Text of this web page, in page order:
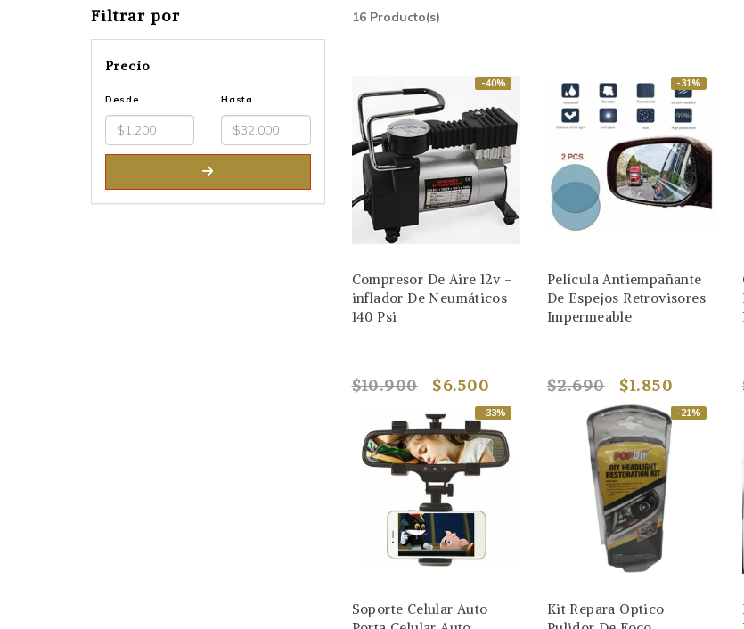
Filtrar por
Precio
Desde Hasta
16 Producto(s)
-40%
Compresor De Aire 12v -
inflador De Neumáticos
140 Psi
$10.900 $6.500
-31%
Película Antiempañante
De Espejos Retrovisores
Impermeable
$2.690 $1.850
-33%
Soporte Celular Auto
-21%
Kit Repara Optico